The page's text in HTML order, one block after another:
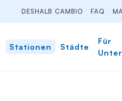
DESHALB CAMBIO FAQ
Stationen Städte
Für